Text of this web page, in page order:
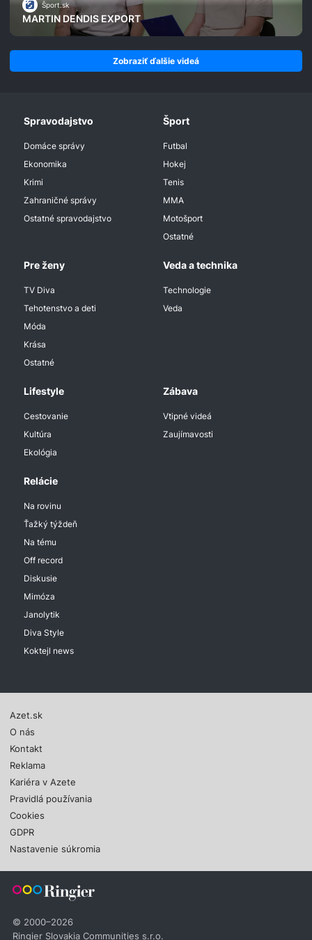
Šport.sk
MARTIN DENDIS EXPORT
Zobraziť ďalšie videá
Spravodajstvo
Domáce správy
Ekonomika
Krimi
Zahraničné správy
Ostatné spravodajstvo
Šport
Futbal
Hokej
Tenis
MMA
Motošport
Ostatné
Pre ženy
TV Diva
Tehotenstvo a deti
Móda
Krása
Ostatné
Veda a technika
Technologie
Veda
Lifestyle
Cestovanie
Kultúra
Ekológia
Zábava
Vtipné videá
Zaujímavosti
Relácie
Na rovinu
Ťažký týždeň
Na tému
Off record
Diskusie
Mimóza
Janolytik
Diva Style
Koktejl news
Azet.sk
O nás
Kontakt
Reklama
Kariéra v Azete
Pravidlá používania
Cookies
GDPR
Nastavenie súkromia
© 2000–2026
Ringier Slovakia Communities s.r.o.